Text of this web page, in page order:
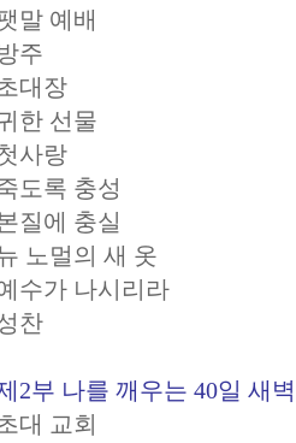
말 예배
주
대장
한 선물
사랑
도록 충성
질에 충실
노멀의 새 옷
수가 나시리라
찬
2부 나를 깨우는 40일 새
대 교회